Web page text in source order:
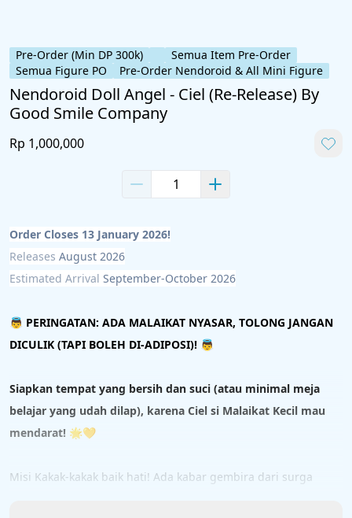
Pre-Order (Min DP 300k)
Semua Item Pre-Order
Semua Figure PO
Pre-Order Nendoroid & All Mini Figure
Nendoroid Doll Angel - Ciel (Re-Release) By
Good Smile Company
Rp 1,000,000
Order Closes 13 January 2026!
Releases August 2026
Estimated Arrival September-October 2026
👼 PERINGATAN: ADA MALAIKAT NYASAR, TOLONG JANGAN
DICULIK (TAPI BOLEH DI-ADIPOSI)! 👼
Siapkan tempat yang bersih dan suci (atau minimal meja
belajar yang udah dilap), karena Ciel si Malaikat Kecil mau
mendarat! 🌟💛
Misi Kakak-kakak baik hati! Ada kabar gembira dari surga